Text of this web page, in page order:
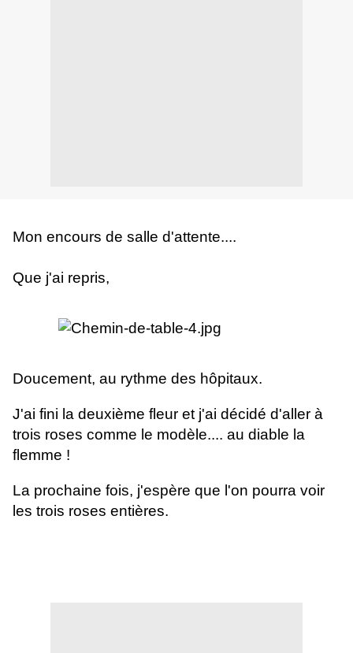
Mon encours de salle d'attente....
Que j'ai repris,
Doucement, au rythme des hôpitaux.
J'ai fini la deuxième fleur et j'ai décidé d'aller à
trois roses comme le modèle.... au diable la
flemme !
La prochaine fois, j'espère que l'on pourra voir
les trois roses entières.